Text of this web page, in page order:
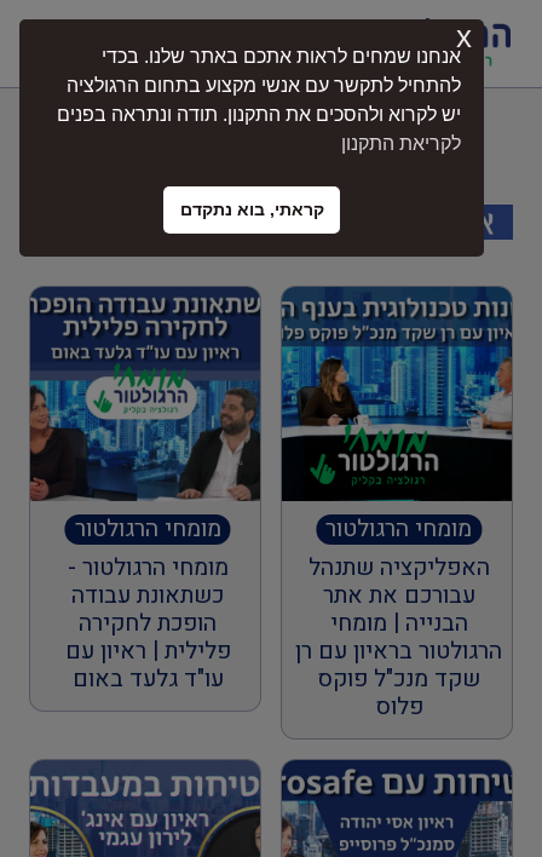
דרושים
הרגולטור בתקשורת
מומחי הרגולטור
מומחי הרגולטור ברדיו
החברתי הראשון
מומחי הרגולטור
האפליקציה שתנהל
עבורכם את אתר
הבנייה | מומחי
הרגולטור בראיון עם רן
שקד מנכ"ל פוקס
פלוס
מומחי הרגולטור
מומחי הרגולטור -
כשתאונת עבודה
הופכת לחקירה
פלילית | ראיון עם
עו"ד גלעד באום
אנחנו שמחים לראות אתכם באתר שלנו. בכדי
להתחיל לתקשר עם אנשי מקצוע בתחום הרגולציה
יש לקרוא ולהסכים את התקנון. תודה ונתראה בפנים
לקריאת התקנון
קראתי, בוא נתקדם
x